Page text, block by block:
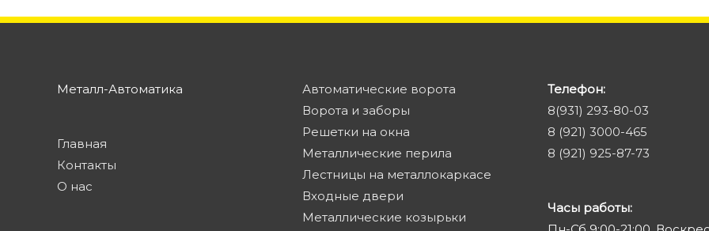
Металл-Автоматика
Главная
Контакты
О нас
Автоматические ворота
Ворота и заборы
Решетки на окна
Металлические перила
Лестницы на металлокаркасе
Входные двери
Металлические козырьки
Телефон:
8(931) 293-80-03
8 (921) 3000-465
8 (921) 925-87-73
Часы работы: